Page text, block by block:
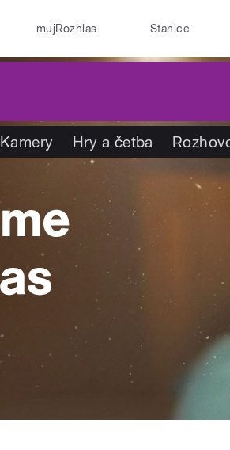
mujRozhlas Stanice
Kamery Hry a četba